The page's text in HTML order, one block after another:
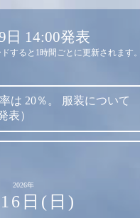
日 14:00発表
ドすると1時間ごとに更新されます。
は 20％。
服装について
表）
2026年
日(日)